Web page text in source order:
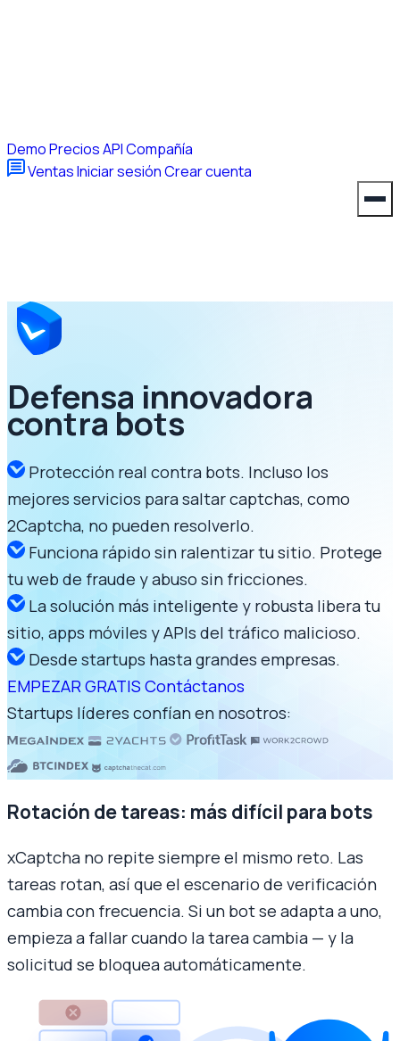
DemoPreciosAPICompañía
VentasIniciar sesiónCrear cuenta
Defensa innovadora
contra bots
Protección real contra bots. Incluso los
mejores servicios para saltar captchas, como
2Captcha, no pueden resolverlo.
Funciona rápido sin ralentizar tu sitio. Protege
tu web de fraude y abuso sin fricciones.
La solución más inteligente y robusta libera tu
sitio, apps móviles y APIs del tráfico malicioso.
Desde startups hasta grandes empresas.
EMPEZAR GRATIS Contáctanos
Startups líderes confían en nosotros:
Rotación de tareas: más difícil para bots
xCaptcha no repite siempre el mismo reto. Las
tareas rotan, así que el escenario de verificación
cambia con frecuencia. Si un bot se adapta a uno,
empieza a fallar cuando la tarea cambia — y la
solicitud se bloquea automáticamente.